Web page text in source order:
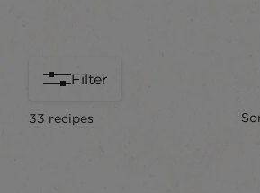
Filter
33 recipes